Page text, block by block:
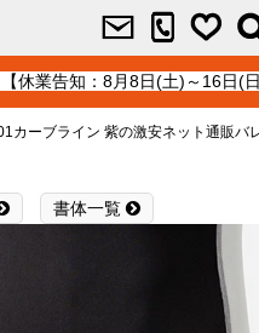
休業告知：8月8日(土)～16日(日
カーブライン 紫の激安ネット通販バ
書体一覧